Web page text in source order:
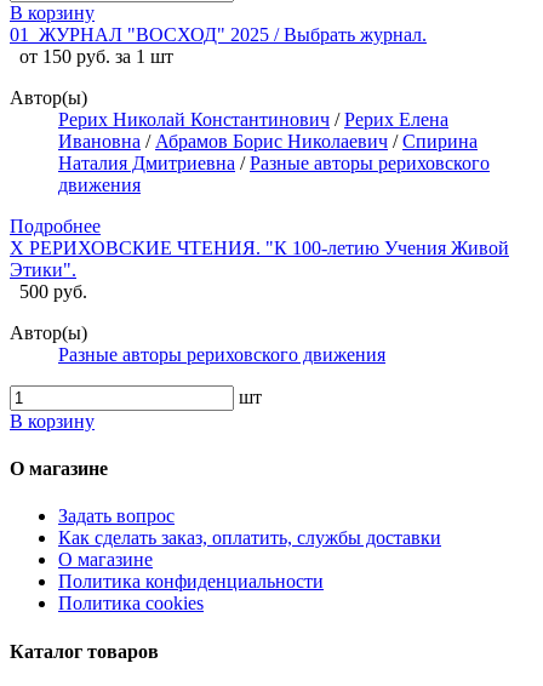
В корзину
01_ЖУРНАЛ "ВОСХОД" 2025 / Выбрать журнал.
от 150 руб. за 1 шт
Автор(ы)
Рерих Николай Константинович /Рерих Елена
Ивановна / Абрамов Борис Николаевич /Спирина
Наталия Дмитриевна /Разные авторы рериховского
движения
Подробнее
X РЕРИХОВСКИЕ ЧТЕНИЯ. "К 100-летию Учения Живой
Этики".
500 руб.
Автор(ы)
Разные авторы рериховского движения
шт
В корзину
О магазине
Задать вопрос
Как сделать заказ, оплатить, службы доставки
О магазине
Политика конфиденциальности
Политика cookies
Каталог товаров